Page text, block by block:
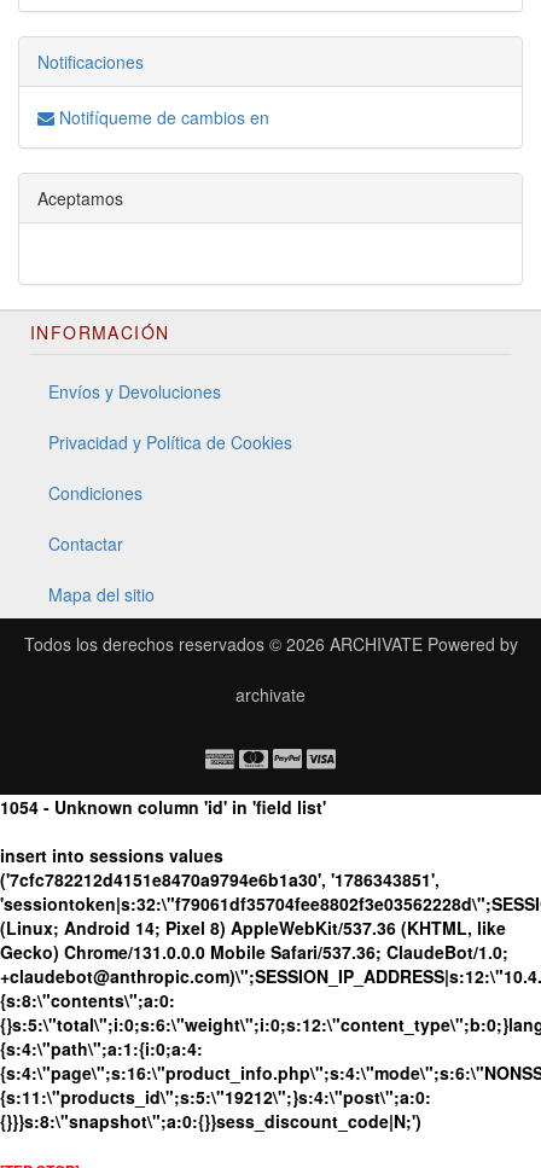
Notificaciones
Notifíqueme de cambios en
Aceptamos
INFORMACIÓN
Envíos y Devoluciones
Privacidad y Política de Cookies
Condiciones
Contactar
Mapa del sitio
Todos los derechos reservados © 2026 ARCHIVATEPowered by
archivate
1054 - Unknown column 'id' in 'field list'
insert into sessions values
('7cfc782212d4151e8470a9794e6b1a30', '1786343851',
(Linux; Android 14; Pixel 8) AppleWebKit/537.36 (KHTML, like
Gecko) Chrome/131.0.0.0 Mobile Safari/537.36; ClaudeBot/1.0;
{s:8:\"contents\";a:0:
{s:4:\"path\";a:1:{i:0;a:4:
{s:11:\"products_id\";s:5:\"19212\";}s:4:\"post\";a:0:
{}}}s:8:\"snapshot\";a:0:{}}sess_discount_code|N;')